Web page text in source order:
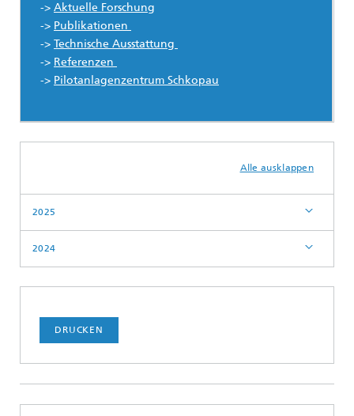
-> Aktuelle Forschung
-> Publikationen
-> Technische Ausstattung
-> Referenzen
-> Pilotanlagenzentrum Schkopau
Alle ausklappen
2025
2024
DRUCKEN